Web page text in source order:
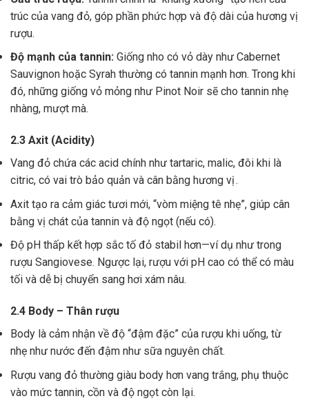
trúc của vang đỏ, góp phần phức hợp và độ dài của hương vị
rượu.
Độ mạnh của tannin: Giống nho có vỏ dày như Cabernet
Sauvignon hoặc Syrah thường có tannin mạnh hơn. Trong khi
đó, những giống vỏ mỏng như Pinot Noir sẽ cho tannin nhẹ
nhàng, mượt mà.
2.3 Axit (Acidity)
Vang đỏ chứa các acid chính như tartaric, malic, đôi khi là
citric, có vai trò bảo quản và cân bằng hương vị .
Axit tạo ra cảm giác tươi mới, “vòm miệng tê nhẹ”, giúp cân
bằng vị chát của tannin và độ ngọt (nếu có).
Độ pH thấp kết hợp sắc tố đỏ stabil hơn—ví dụ như trong
rượu Sangiovese. Ngược lại, rượu với pH cao có thể có màu
tối và dễ bị chuyển sang hơi xám nâu.
2.4 Body – Thân rượu
Body là cảm nhận về độ “đậm đặc” của rượu khi uống, từ
nhẹ như nước đến đậm như sữa nguyên chất.
Rượu vang đỏ thường giàu body hơn vang trắng, phụ thuộc
vào mức tannin, cồn và độ ngọt còn lại.